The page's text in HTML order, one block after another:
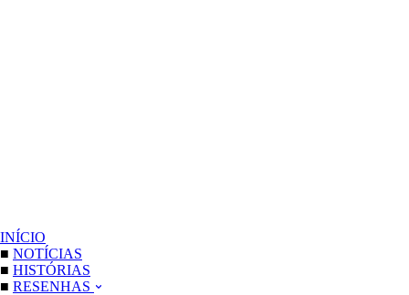
INÍCIO
■ NOTÍCIAS
■ HISTÓRIAS
■ RESENHAS